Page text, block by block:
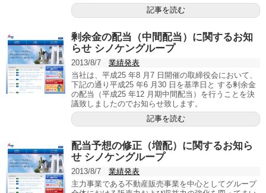
記事を読む
剰余金の配当（中間配当）に関するお知
らせ シノケングループ
2013/8/7
業績発表
当社は、平成25 年8 月7 日開催の取締役会において、
下記の通り平成25 年6 月30 日を基準日と する剰余金
の配当（平成25 年12 月期中間配当）を行うことを決
議致しましたのでお知らせ致します。
記事を読む
配当予想の修正（増配）に関するお知ら
せ シノケングループ
2013/8/7
業績発表
主力事業である不動産販売事業を中心としてグループ